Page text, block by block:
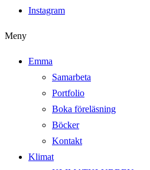
Instagram
Meny
Emma
Samarbeta
Portfolio
Boka föreläsning
Böcker
Kontakt
Klimat